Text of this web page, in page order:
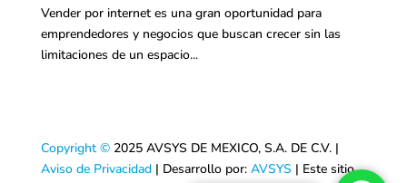
Vender por internet es una gran oportunidad para
emprendedores y negocios que buscan crecer sin las
limitaciones de un espacio...
Copyright ©2025 AVSYS DE MEXICO, S.A. DE C.V. |
Aviso de Privacidad| Desarrollo por: AVSYS | Este sitio